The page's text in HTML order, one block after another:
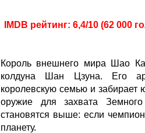
IMDB рейтинг: 6,4/10 (62 000
Король внешнего мира Шао
колдуна Шан Цзуна. Его
королевскую семью и забирает
оружие для захвата
становятся выше: если
планету.